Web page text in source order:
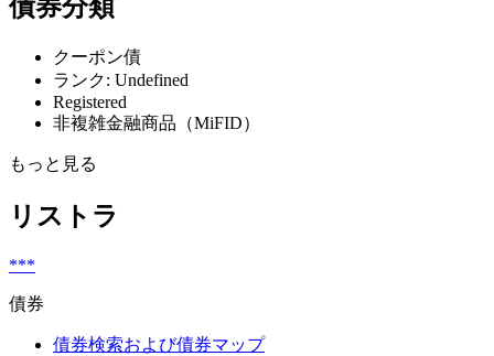
債券分類
クーポン債
ランク: Undefined
Registered
非複雑金融商品（MiFID）
もっと見る
リストラ
***
債券
債券検索および債券マップ